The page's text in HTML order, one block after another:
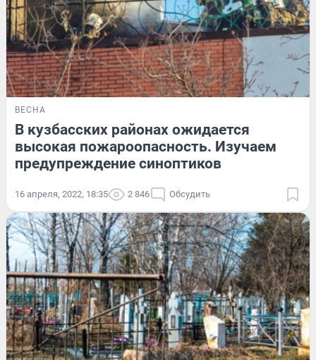
ВЕСНА
В кузбасских районах ожидается
высокая пожароопасность. Изучаем
предупреждение синоптиков
16 апреля, 2022, 18:35 2 846 Обсудить